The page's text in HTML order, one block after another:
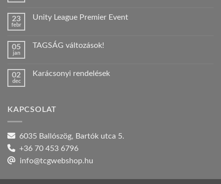
Nyári
23
febr
Unity League Premier Event
Unity
bejegyzéshez
05
jan
TAGSÁG változások!
TAGSÁG
02
dec
Karácsonyi rendelések
rendelések
KAPCSOLAT
6035 Ballószög, Bartók utca 5.
+36 70 453 6796
info@tcgwebshop.hu